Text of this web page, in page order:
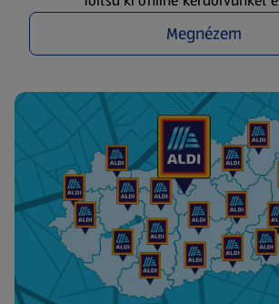
Megnézem